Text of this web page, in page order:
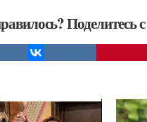
Поделитесь